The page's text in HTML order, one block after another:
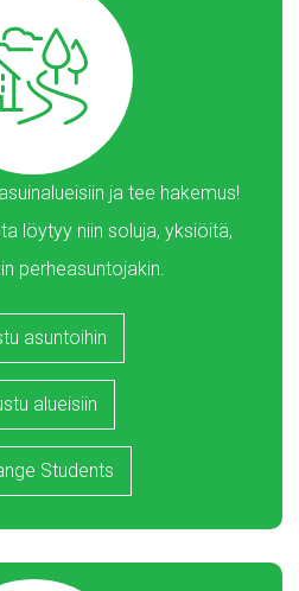
ja tee hakemus!
löytyy niin soluja, yksiöitä,
perheasuntojakin.
asuntoihin
alueisiin
Students